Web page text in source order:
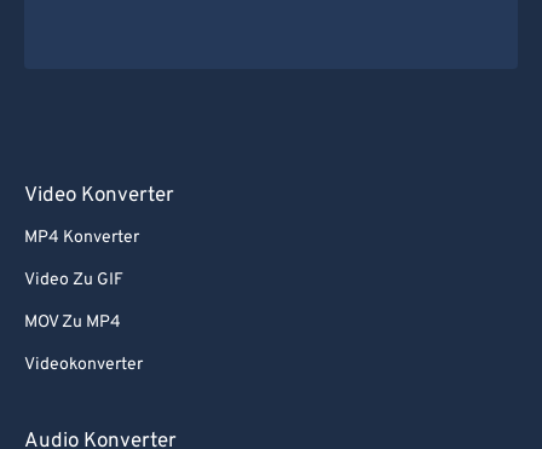
Video Konverter
MP4 Konverter
Video Zu GIF
MOV Zu MP4
Videokonverter
Audio Konverter